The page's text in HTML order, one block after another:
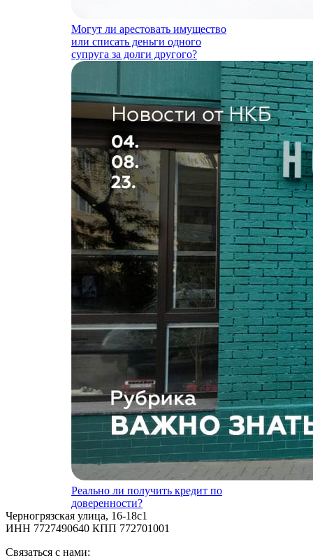
Могут ли арестовать имущество
или списать деньги одного
супруга за долги другого?
Реально ли получить кредит по
доверенности?
Черногрязская улица, 16-18с1
ИНН 7727490640 КПП 772701001
Связаться с нами: